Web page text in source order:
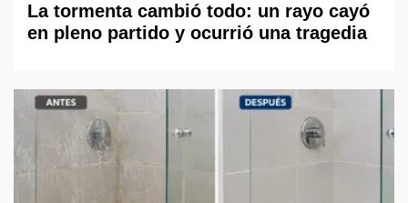
La tormenta cambió todo: un rayo cayó
en pleno partido y ocurrió una tragedia